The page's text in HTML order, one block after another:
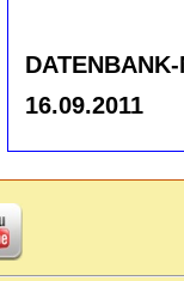
16.09.2011